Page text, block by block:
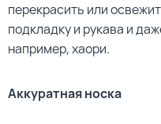
перекрасить или
подкладку и рукава и
например, хаори.
Аккуратная носка